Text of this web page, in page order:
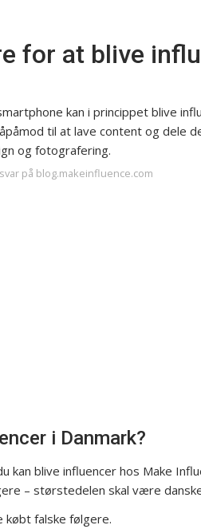
for at blive
kan i princippet blive
til at lave content og dele
og fotografering.
på blog.makeinfluence.com
i Danmark?
kan blive influencer hos Make
– størstedelen skal være
købt falske følgere.